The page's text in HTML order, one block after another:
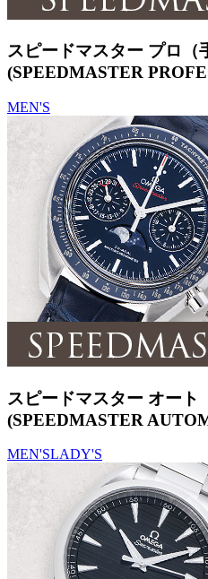
スピードマスター プロ（
(SPEEDMASTER
MEN'S
スピードマスター オート
(SPEEDMASTER
MEN'SLADY'S